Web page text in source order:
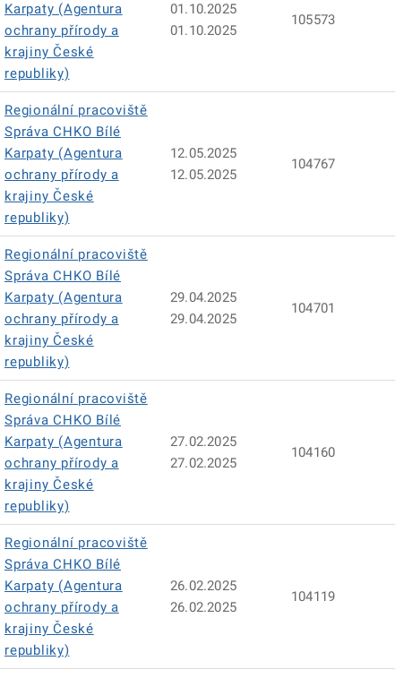
Karpaty (Agentura
ochrany přírody a
krajiny České
republiky)
01.10.2025
01.10.2025
105573
Regionální pracoviště
Správa CHKO Bílé
Karpaty (Agentura
ochrany přírody a
krajiny České
republiky)
12.05.2025
12.05.2025
104767
Regionální pracoviště
Správa CHKO Bílé
Karpaty (Agentura
ochrany přírody a
krajiny České
republiky)
29.04.2025
29.04.2025
104701
Regionální pracoviště
Správa CHKO Bílé
Karpaty (Agentura
ochrany přírody a
krajiny České
republiky)
27.02.2025
27.02.2025
104160
Regionální pracoviště
Správa CHKO Bílé
Karpaty (Agentura
ochrany přírody a
krajiny České
republiky)
26.02.2025
26.02.2025
104119